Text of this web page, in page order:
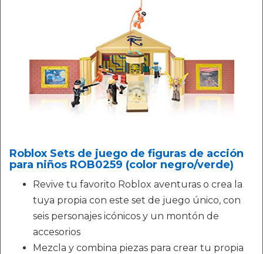
Roblox Sets de juego de figuras de acción
para niños ROB0259 (color negro/verde)
Revive tu favorito Roblox aventuras o crea la
tuya propia con este set de juego único, con
seis personajes icónicos y un montón de
accesorios
Mezcla y combina piezas para crear tu propia